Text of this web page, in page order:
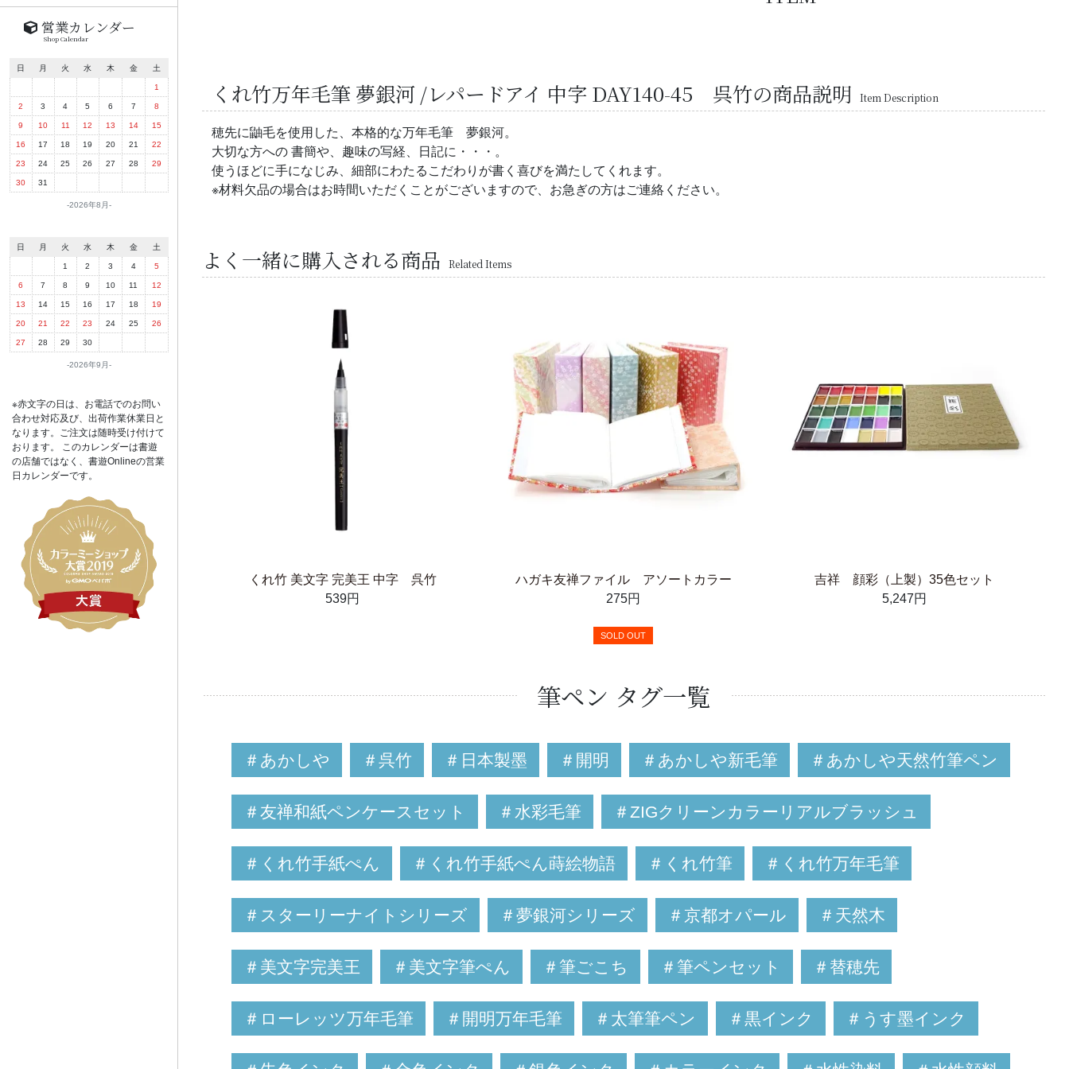
くれ竹万年毛筆 夢銀河 /レパードアイ 中字 DAY140-45 呉竹の商品説明 Item Description
穂先に鼬毛を使用した、本格的な万年毛筆 夢銀河。
大切な方への 書簡や、趣味の写経、日記に・・・。
使うほどに手になじみ、細部にわたるこだわりが書く喜びを満たしてくれます。
※材料欠品の場合はお時間いただくことがございますので、お急ぎの方はご連絡ください。
よく一緒に購入される商品 Related Items
くれ竹 美文字 完美王 中字 呉竹
539円
ハガキ友禅ファイル アソートカラー
275円
SOLD OUT
吉祥 顔彩（上製）35色セット
5,247円
筆ペン タグ一覧
＃あかしや ＃呉竹 ＃日本製墨 ＃開明 ＃あかしや新毛筆 ＃あかしや天然竹筆ペン
＃友禅和紙ペンケースセット ＃水彩毛筆 ＃ZIGクリーンカラーリアルブラッシュ
＃くれ竹手紙ぺん ＃くれ竹手紙ぺん蒔絵物語 ＃くれ竹筆 ＃くれ竹万年毛筆
＃スターリーナイトシリーズ ＃夢銀河シリーズ ＃京都オパール ＃天然木
＃美文字完美王 ＃美文字筆ぺん ＃筆ごこち ＃筆ペンセット ＃替穂先
＃ローレッツ万年毛筆 ＃開明万年毛筆 ＃太筆筆ペン ＃黒インク ＃うす墨インク
営業カレンダー
Shop Calendar
2026年8月
日 月 火 水 木 金 土
1
2 3 4 5 6 7 8
9 10 11 12 13 14 15
16 17 18 19 20 21 22
23 24 25 26 27 28 29
30 31
2026年9月
日 月 火 水 木 金 土
1 2 3 4 5
6 7 8 9 10 11 12
13 14 15 16 17 18 19
20 21 22 23 24 25 26
27 28 29 30
※赤文字の日は、お電話でのお問い
合わせ対応及び、出荷作業休業日と
なります。ご注文は随時受け付けて
おります。 このカレンダーは書遊
の店舗ではなく、書遊Onlineの営業
日カレンダーです。